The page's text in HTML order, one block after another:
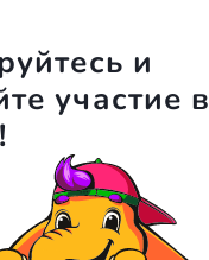
и
участие в